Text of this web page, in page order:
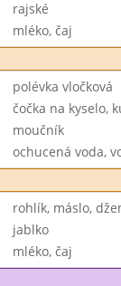
rajské
mléko, čaj
polévka vločková
čočka na kyselo,
moučník
ochucená voda,
rohlík, máslo,
jablko
mléko, čaj